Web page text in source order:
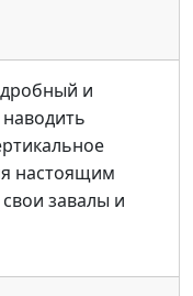
и
настоящим
завалы и